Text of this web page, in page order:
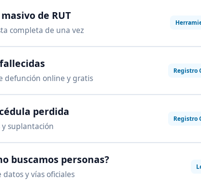
de RUT
completa de una vez
defunción online y gratis
Registro
perdida
suplantación
Registro
buscamos personas?
datos y vías oficiales